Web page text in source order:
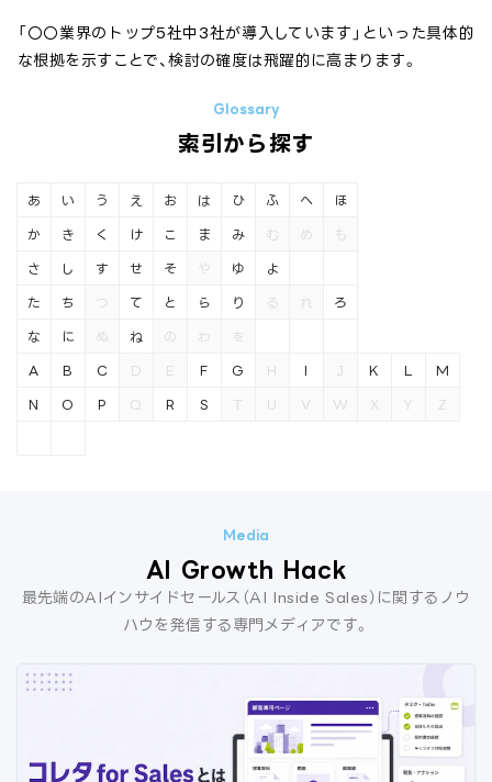
「〇〇業界のトップ5社中3社が導入しています」といった具体的
な根拠を示すことで、検討の確度は飛躍的に高まります。
索引から探す
あ い う え お
か き く け こ
さ し す せ そ
た ち つ て と
な に ぬ ね の
は ひ ふ へ ほ
ま み む め も
や ゆ よ
ら り る れ ろ
わ を
A B C D E F G H I J K L M
N O P Q R S T U V W X Y Z
AI Growth Hack
最先端のAIインサイドセールス（AI Inside Sales）に関するノウ
ハウを発信する専門メディアです。